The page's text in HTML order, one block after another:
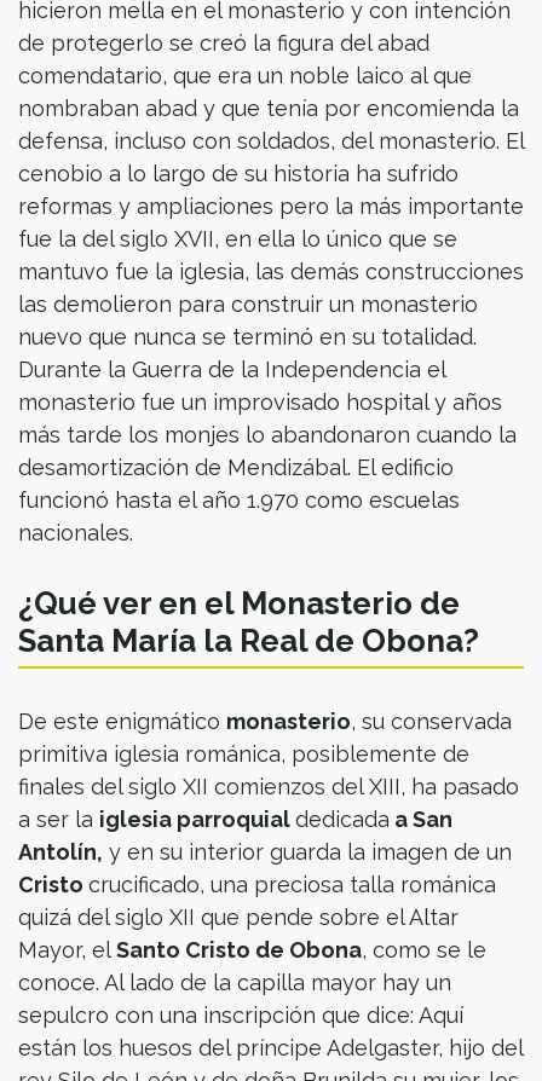
hicieron mella en el monasterio y con intención
de protegerlo se creó la figura del abad
comendatario, que era un noble laico al que
nombraban abad y que tenía por encomienda la
defensa, incluso con soldados, del monasterio. El
cenobio a lo largo de su historia ha sufrido
reformas y ampliaciones pero la más importante
fue la del siglo XVII, en ella lo único que se
mantuvo fue la iglesia, las demás construcciones
las demolieron para construir un monasterio
nuevo que nunca se terminó en su totalidad.
Durante la Guerra de la Independencia el
monasterio fue un improvisado hospital y años
más tarde los monjes lo abandonaron cuando la
desamortización de Mendizábal. El edificio
funcionó hasta el año 1.970 como escuelas
nacionales.
¿Qué ver en el Monasterio de
Santa María la Real de Obona?
De este enigmático monasterio, su conservada
primitiva iglesia románica, posiblemente de
finales del siglo XII comienzos del XIII, ha pasado
a ser la iglesia parroquialdedicada a San
Antolín, y en su interior guarda la imagen de un
Cristo crucificado, una preciosa talla románica
quizá del siglo XII que pende sobre el Altar
Mayor, elSanto Cristo de Obona, como se le
conoce. Al lado de la capilla mayor hay un
sepulcro con una inscripción que dice: Aquí
están los huesos del príncipe Adelgaster, hijo del